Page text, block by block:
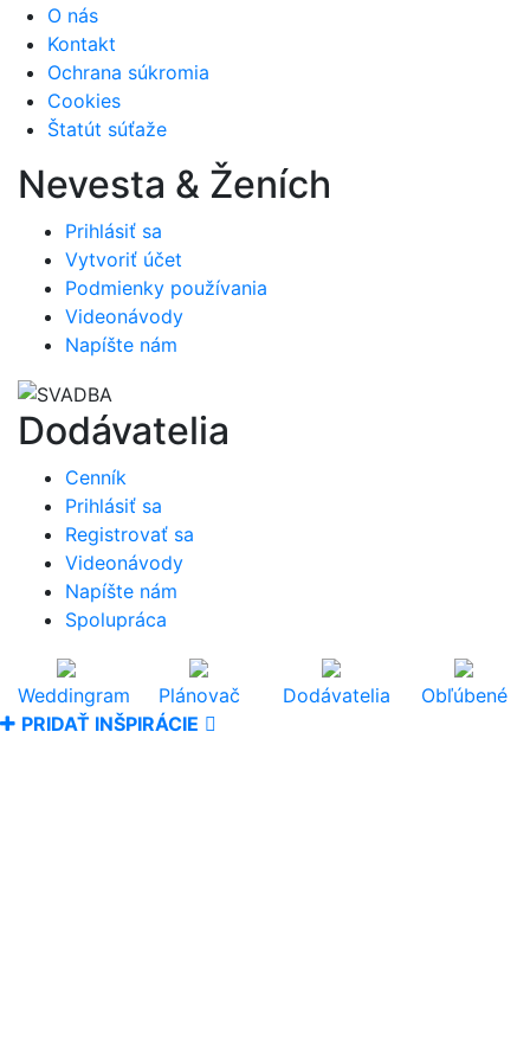
O nás
Kontakt
Ochrana súkromia
Cookies
Štatút súťaže
Nevesta & Ženích
Prihlásiť sa
Vytvoriť účet
Podmienky používania
Videonávody
Napíšte nám
Dodávatelia
Cenník
Prihlásiť sa
Registrovať sa
Videonávody
Napíšte nám
Spolupráca
Weddingram Plánovač Dodávatelia
Obľúbené
PRIDAŤ INŠPIRÁCIE